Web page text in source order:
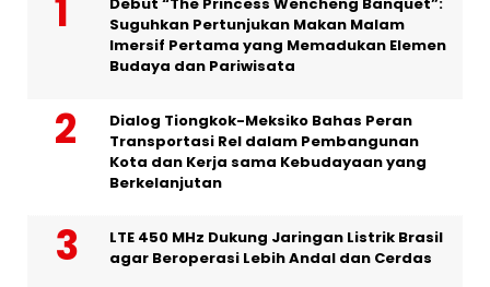
Debut “The Princess Wencheng Banquet”:
Suguhkan Pertunjukan Makan Malam
Imersif Pertama yang Memadukan Elemen
Budaya dan Pariwisata
Dialog Tiongkok-Meksiko Bahas Peran
Transportasi Rel dalam Pembangunan
Kota dan Kerja sama Kebudayaan yang
Berkelanjutan
LTE 450 MHz Dukung Jaringan Listrik Brasil
agar Beroperasi Lebih Andal dan Cerdas